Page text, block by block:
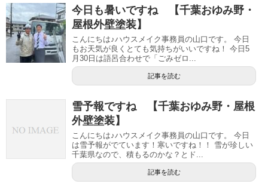
今日も暑いですね 【千葉おゆみ野・
屋根外壁塗装】
こんにちは♪ハウスメイク事務員の山口です。 今日
もお天気が良くとても気持ちがいいですね！ 今日5
月30日は語呂合わせで「ごみゼロ...
記事を読む
雪予報ですね 【千葉おゆみ野・屋根
外壁塗装】
こんにちは♪ハウスメイク事務員の山口です。 今日
は雪予報がでています！寒いですね！！ 雪が珍しい
千葉県なので、積もるのかな？とド...
記事を読む